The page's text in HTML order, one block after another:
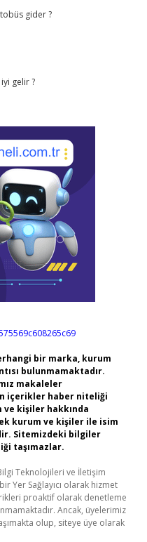
gider ?
gelir ?
bir marka, kurum
bulunmamaktadır.
makaleler
içerikler haber niteliği
kişiler hakkında
kurum ve kişiler ile isim
Sitemizdeki bilgiler
taşımazlar.
Teknolojileri ve İletişim
Yer Sağlayıcı olarak hizmet
proaktif olarak denetleme
Ancak, üyelerimiz
olup, siteye üye olarak